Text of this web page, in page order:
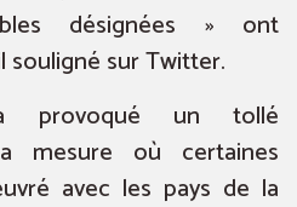
désignées » ont
souligné sur Twitter.
provoqué un tollé
mesure où certaines
avec les pays de la